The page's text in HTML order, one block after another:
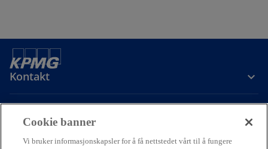
Kontakt
Om oss
Cookie banner
Vi bruker informasjonskapsler for å få nettstedet vårt til å fungere